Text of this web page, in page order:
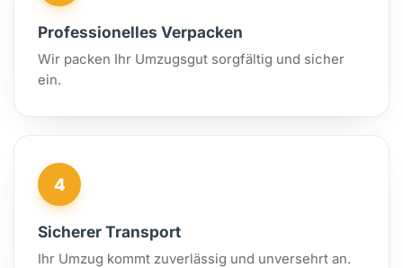
Professionelles Verpacken
Wir packen Ihr Umzugsgut sorgfältig und sicher
ein.
4
Sicherer Transport
Ihr Umzug kommt zuverlässig und unversehrt an.